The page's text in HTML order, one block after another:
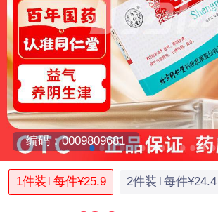
编码：0009809681
1件装 每件¥25.9 2件装 每件¥24.4